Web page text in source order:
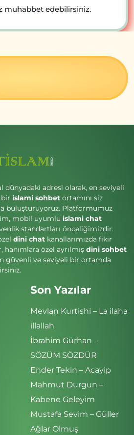
muhabbet edebilirsiniz.
dünyadaki adresi olarak, en seviyeli
islami sohbet ortamını siz
buluşturuyoruz. Platformumuz
mobil uyumlu islami chat
standartları önceliğimizdir.
dini chat kanallarımızda fikir
özel ayrılmış dini sohbet
güvenli ve seviyeli bir ortamda
Son Yazılar
Mevlan Kurtishi – La ilaha
illallah
İbrahim Gürhan –
SÖZÜM SÖZDÜR
Ender Tekin – Acayip
Mahmut Durgun –
Kabene Geleyim
Mustafa Sevim – Güller
Ağlar Olmuş